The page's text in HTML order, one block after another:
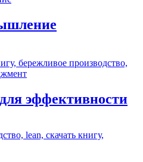
эффективности